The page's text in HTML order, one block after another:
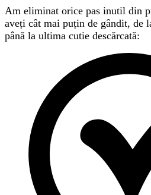
Am eliminat orice pas inutil din
aveți cât mai puțin de gândit, de
până la ultima cutie descărcată: